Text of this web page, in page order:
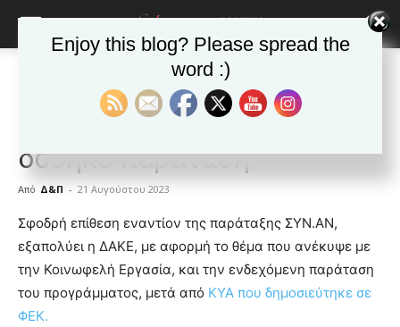
Αυτοδιοίκηση
Αυτοδιοίκηση Δημοφιλή άρθρα Ελλαδα
ΔΑΚΕ για Κοινωφελή: Δεν
δόθηκε παράταση
Από Δ&Π - 21 Αυγούστου 2023
blonde
lesbians
very
hot
cam
show.
Σφοδρή επίθεση εναντίον της παράταξης ΣΥΝ.ΑΝ,
εξαπολύει η ΔΑΚΕ, με αφορμή το θέμα που ανέκυψε με
την Κοινωφελή Εργασία, και την ενδεχόμενη παράταση
του προγράμματος, μετά από ΚΥΑ που δημοσιεύτηκε σε
ΦΕΚ.
Enjoy this blog? Please spread the
word :)